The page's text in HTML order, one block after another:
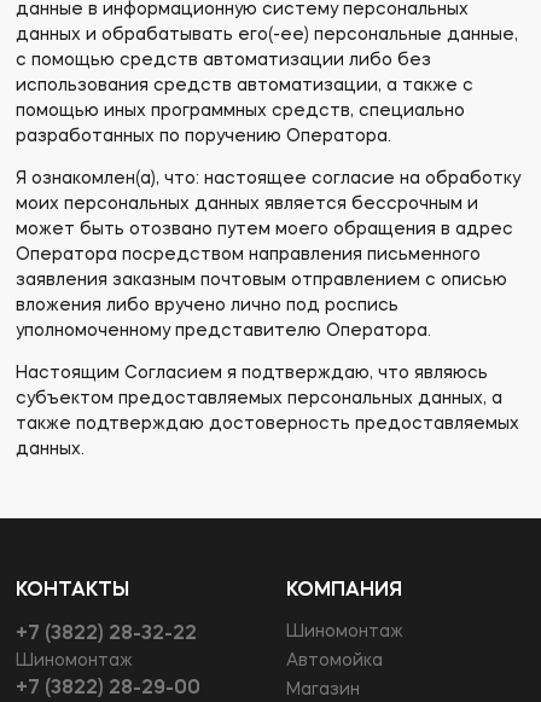
данные в информационную систему персональных
данных и обрабатывать его(-ее) персональные данные,
с помощью средств автоматизации либо без
использования средств автоматизации, а также с
помощью иных программных средств, специально
разработанных по поручению Оператора.
Я ознакомлен(а), что: настоящее согласие на обработку
моих персональных данных является бессрочным и
может быть отозвано путем моего обращения в адрес
Оператора посредством направления письменного
заявления заказным почтовым отправлением с описью
вложения либо вручено лично под роспись
уполномоченному представителю Оператора.
Настоящим Согласием я подтверждаю, что являюсь
субъектом предоставляемых персональных данных, а
также подтверждаю достоверность предоставляемых
данных.
КОНТАКТЫ
+7 (3822) 28-32-22
Шиномонтаж
+7 (3822) 28-29-00
КОМПАНИЯ
Шиномонтаж
Автомойка
Магазин